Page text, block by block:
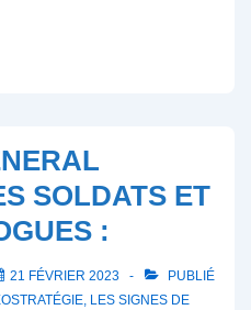
SOLDATS ET
:
21 FÉVRIER 2023
PUBLIÉ
, LES SIGNES DE